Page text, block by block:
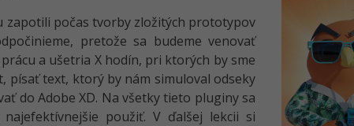
zapotili počas tvorby zložitých prototypov
pretože sa budeme venovať
a ušetria X hodín, pri ktorých by sme
písať text, ktorý by nám simuloval odseky
do Adobe XD. Na všetky tieto pluginy sa
použiť. V ďalšej lekcii si